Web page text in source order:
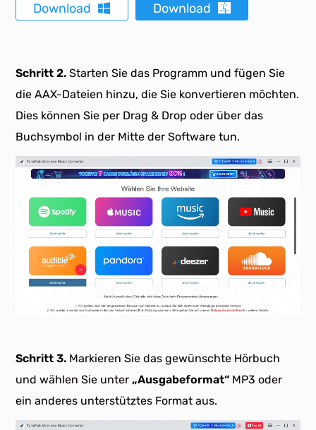
Download Download
Schritt 2. Starten Sie das Programm und fügen Sie
die AAX-Dateien hinzu, die Sie konvertieren möchten.
Dies können Sie per Drag & Drop oder über das
Buchsymbol in der Mitte der Software tun.
Schritt 3. Markieren Sie das gewünschte Hörbuch
und wählen Sie unter „Ausgabeformat“ MP3 oder
ein anderes unterstütztes Format aus.